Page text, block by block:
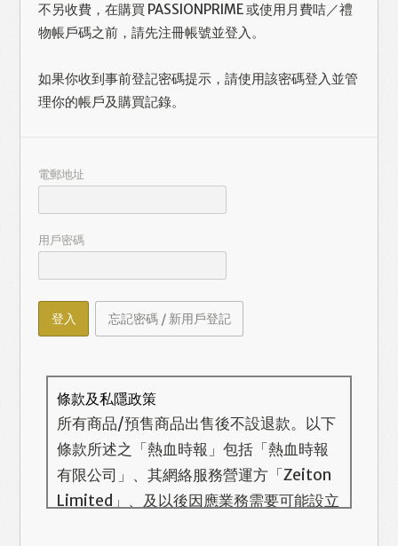
不另收費，在購買 PASSIONPRIME 或使用月費咭／禮
物帳戶碼之前，請先注冊帳號並登入。
如果你收到事前登記密碼提示，請使用該密碼登入並管
理你的帳戶及購買記錄。
電郵地址
用戶密碼
登入 忘記密碼 / 新用戶登記
條款及私隱政策
所有商品/預售商品出售後不設退款。以下
條款所述之「熱血時報」包括「熱血時報
有限公司」、其網絡服務營運方「Zeiton
Limited」、及以後因應業務需要可能設立